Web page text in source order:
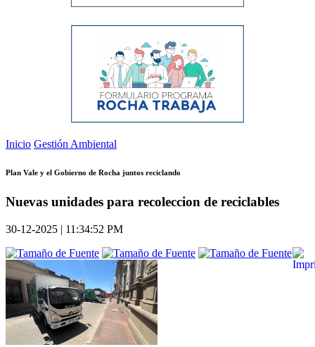
Inicio Gestión Ambiental
Plan Vale y el Gobierno de Rocha juntos reciclando
Nuevas unidades para recoleccion de reciclables
30-12-2025 | 11:34:52 PM